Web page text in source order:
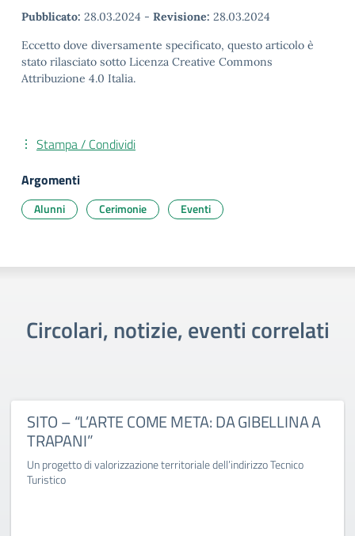
Pubblicato: 28.03.2024 - Revisione: 28.03.2024
Eccetto dove diversamente specificato, questo articolo è
stato rilasciato sotto Licenza Creative Commons
Attribuzione 4.0 Italia.
Stampa / Condividi
Argomenti
Alunni Cerimonie Eventi
Circolari, notizie, eventi correlati
SITO – “L’ARTE COME META: DA GIBELLINA A
TRAPANI”
Un progetto di valorizzazione territoriale dell’indirizzo Tecnico
Turistico